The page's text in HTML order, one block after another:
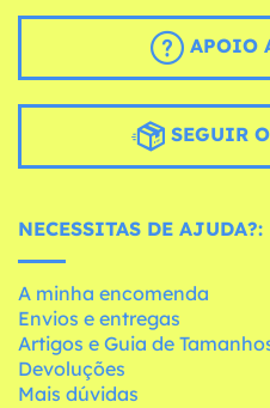
APOIO
SEGUIR
NECESSITAS DE AJUDA?:
A minha encomenda
Envios e entregas
Artigos e Guia de
Devoluções
Mais dúvidas